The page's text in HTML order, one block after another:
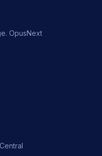
OpusNext